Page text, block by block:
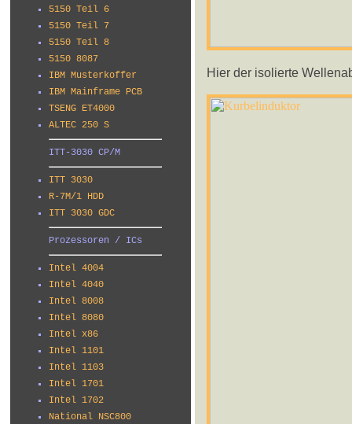
5150 Teil 6
5150 Teil 7
5150 Teil 8
5150 8087
IBM Musterkoffer
IBM Mainframe PCB
TSENG ET4000
ALTEC 250 S
ITT-3030 CP/M
ITT 3030
R-7M/1 HDD
ITT 3030 GDC
Prozessoren / ICs
Intel 4004
Intel 4040
Intel 8008
Intel 8080
Intel x86
Intel 1101
Intel 1103
Intel 1701
Intel 1702
National NSC800
Hier der isolierte